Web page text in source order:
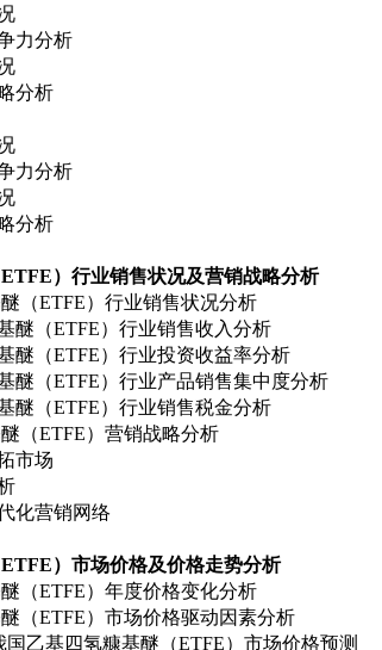
分析
析
分析
析
） 行业销售状况及营销战略分析
ETFE）行业销售状况分析
ETFE）行业销售收入分析
ETFE）行业投资收益率分析
ETFE）行业产品销售集中度分析
ETFE）行业销售税金分析
ETFE）营销战略分析
场
营销网络
） 市场价格及价格走势分析
ETFE）年度价格变化分析
ETFE）市场价格驱动因素分析
乙基四氢糠基醚（ETFE）市场价格预测